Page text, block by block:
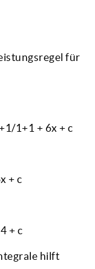
für
1+1 + 6x + c
+ c
+ c
hilft